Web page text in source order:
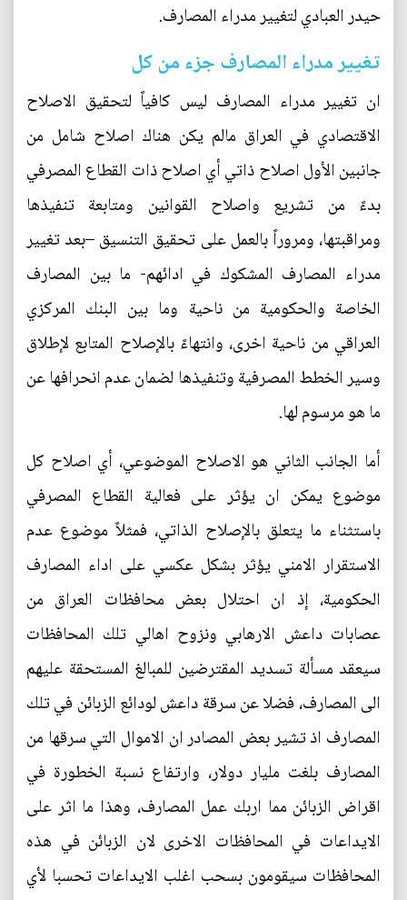
حيدر العبادي لتغيير مدراء المصارف.
تغيير مدراء المصارف جزء من كل
ان تغيير مدراء المصارف ليس كافياً لتحقيق الاصلاح
الاقتصادي في العراق مالم يكن هناك اصلاح شامل من
جانبين الأول اصلاح ذاتي أي اصلاح ذات القطاع المصرفي
بدءً من تشريع واصلاح القوانين ومتابعة تنفيذها
ومراقبتها، ومروراً بالعمل على تحقيق التنسيق –بعد تغيير
مدراء المصارف المشكوك في ادائهم- ما بين المصارف
الخاصة والحكومية من ناحية وما بين البنك المركزي
العراقي من ناحية اخرى، وانتهاءً بالإصلاح المتابع لإطلاق
وسير الخطط المصرفية وتنفيذها لضمان عدم انحرافها عن
ما هو مرسوم لها.
أما الجانب الثاني هو الاصلاح الموضوعي، أي اصلاح كل
موضوع يمكن ان يؤثر على فعالية القطاع المصرفي
باستثناء ما يتعلق بالإصلاح الذاتي، فمثلاً موضوع عدم
الاستقرار الامني يؤثر بشكل عكسي على اداء المصارف
الحكومية، إذ ان احتلال بعض محافظات العراق من
عصابات داعش الارهابي ونزوح اهالي تلك المحافظات
سيعقد مسألة تسديد المقترضين للمبالغ المستحقة عليهم
الى المصارف، فضلا عن سرقة داعش لودائع الزبائن في تلك
المصارف اذ تشير بعض المصادر ان الاموال التي سرقها من
المصارف بلغت مليار دولار، وارتفاع نسبة الخطورة في
اقراض الزبائن مما اربك عمل المصارف، وهذا ما اثر على
الايداعات في المحافظات الاخرى لان الزبائن في هذه
المحافظات سيقومون بسحب اغلب الايداعات تحسبا لأي